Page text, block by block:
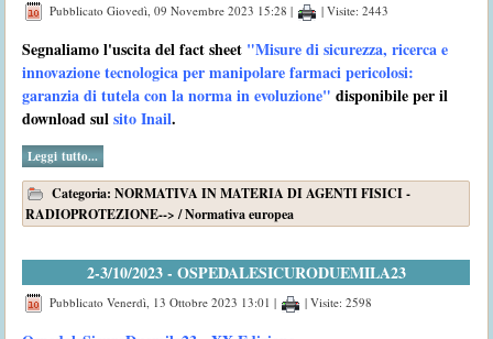
Pubblicato Giovedì, 09 Novembre 2023 15:28 | | Visite: 2443
Segnaliamo l'uscita del fact sheet "Misure di sicurezza, ricerca e
innovazione tecnologica per manipolare farmaci pericolosi:
garanzia di tutela con la norma in evoluzione" disponibile per il
download sul sito Inail.
Leggi tutto...
Categoria:NORMATIVA IN MATERIA DI AGENTI FISICI -
RADIOPROTEZIONE-->/Normativa europea
2-3/10/2023 - OSPEDALESICURODUEMILA23
Pubblicato Venerdì, 13 Ottobre 2023 13:01 | | Visite: 2598